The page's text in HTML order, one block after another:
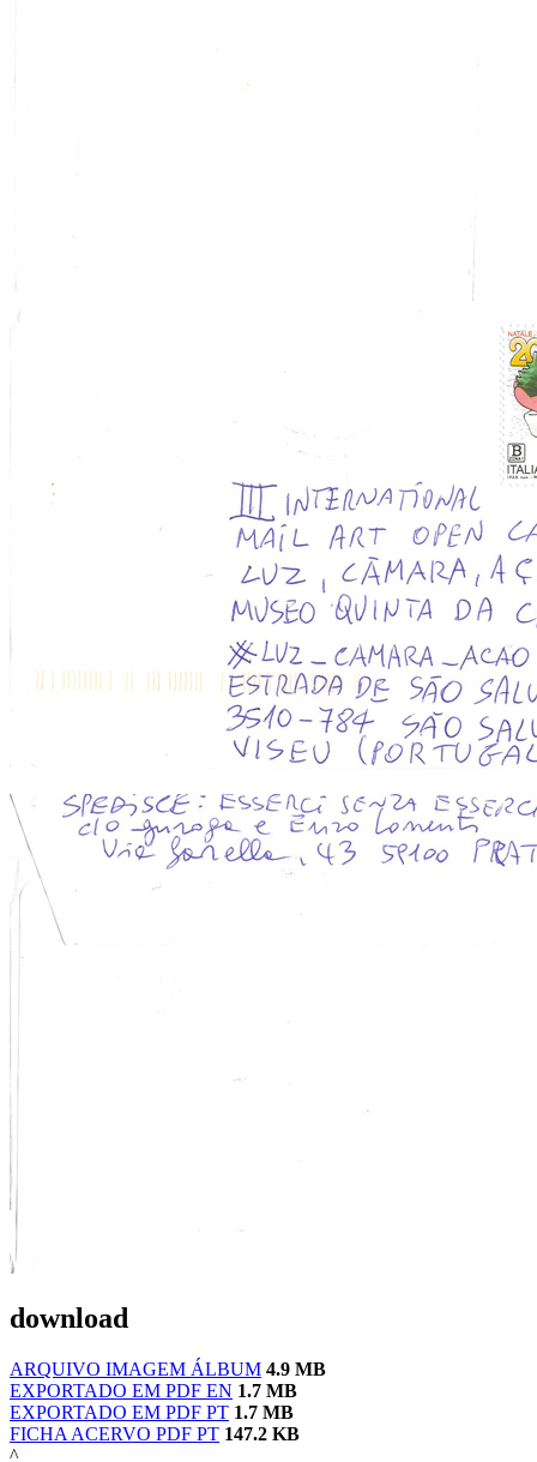
download
ARQUIVO IMAGEM ÁLBUM 4.9 MB
EXPORTADO EM PDF EN 1.7 MB
EXPORTADO EM PDF PT 1.7 MB
FICHA ACERVO PDF PT 147.2 KB
^